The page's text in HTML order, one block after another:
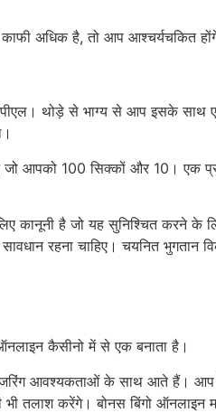
अधिक है, तो आप आश्चर्यचकित
थोड़े से भाग्य से आप इसके
जो आपको 100 सिक्कों और 10। एक
कानूनी है जो यह सुनिश्चित करने के
रहना चाहिए। चयनित
कैसीनो में से एक बनाता है।
आवश्यकताओं के साथ आते हैं। आप में
भी तलाश करेंगे। बोनस बिंगो